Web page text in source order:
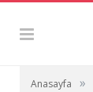
Anasayfa »